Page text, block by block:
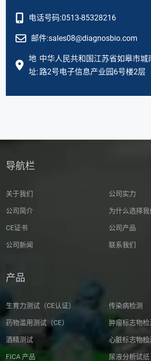
电话号码:0513-85328216
邮件:sales08@diagnosbio.com
地
址:
中华人民共和国江苏省如皋市城
路2号电子信息产业园6号楼2层
导航栏
关于我们 公司实力
公司简介 为什么选择我
CE证书 公司产品
公司新闻 联系我们
产品
生育力测试（CE认证） 传染病检测
药物滥用测试（CE） 肿瘤标志物检
酒精测试 心脏标志物检
FICA 产品 尿液分析试纸